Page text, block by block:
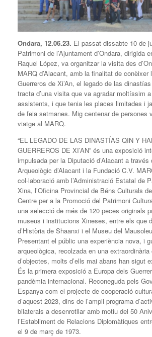
Ondara, 12.06.23. El passat dissabte 10 de
Patrimoni de l’Ajuntament d’Ondara, dirigida
Raquel López, va organitzar la visita des
MARQ d’Alacant, amb la finalitat de conèixer
Guerreros de Xi’An, el legado de las
tracta d’una visita que va agradar moltíssim
assistents, i que tenia les places limitades i
de feia setmanes. Mig centenar de persones
viatge al MARQ.
“EL LEGADO DE LAS DINASTÍAS QIN Y
GUERREROS DE XI’AN” és una exposició
impulsada per la Diputació d’Alacant a
Arqueològic d’Alacant i la Fundació C.V.
col·laboració amb l’Administració Estatal de
Xina, l’Oficina Provincial de Béns Culturals
Centre per a la Promoció del Patrimoni
una selecció de més de 120 peces originals
museus i institucions Xineses, entre els que
d’Història de Shaanxi i el Museu del
Presentant el públic una experiència nova, i
arqueològica, recolzada en una extraordinària
d’objectes, molts d’ells mai abans han sigut
És la primera exposició a Europa dels
pandèmia internacional. Reconeguda pels
Espanya com el projecte de cooperació
d’aquest 2023, dins de l’ampli programa
bilaterals a desenrotllar amb motiu del 50
l’Establiment de Relacions Diplomàtiques
el 9 de març de 1973.